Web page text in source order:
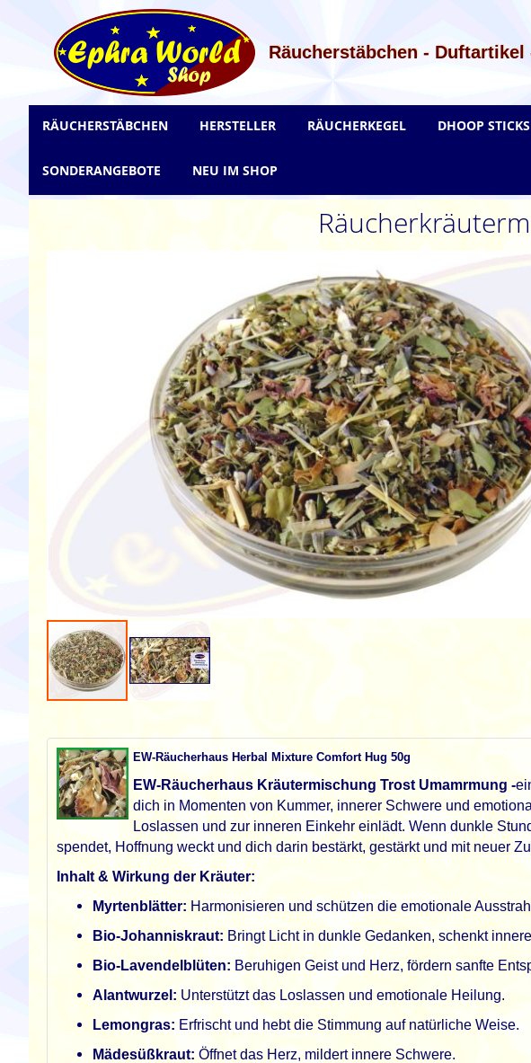
Räucherstäbchen - Duftartikel
Inhalt
springen
der
Bildgalerie
springen
EW-Räucherhaus Herbal Mixture Comfort Hug 50g
EW-Räucherhaus Kräutermischung Trost Umamrmung -
dich in Momenten von Kummer, innerer Schwere und
Loslassen und zur inneren Einkehr einlädt. Wenn dunkle
spendet, Hoffnung weckt und dich darin bestärkt, gestärkt und mit neuer
Inhalt & Wirkung der Kräuter:
Myrtenblätter: Harmonisieren und schützen die emotionale
Bio-Johanniskraut: Bringt Licht in dunkle Gedanken, schenkt
Bio-Lavendelblüten: Beruhigen Geist und Herz, fördern sanfte
Alantwurzel: Unterstützt das Loslassen und emotionale Heilung.
Lemongras: Erfrischt und hebt die Stimmung auf natürliche Weise.
Mädesüßkraut: Öffnet das Herz, mildert innere Schwere.
RÄUCHERSTÄBCHEN HERSTELLER RÄUCHERKEGEL DHOOP STICKS
SONDERANGEBOTE NEU IM SHOP